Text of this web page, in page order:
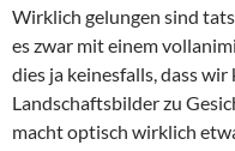
Wirklich gelungen sind
es zwar mit einem
dies ja keinesfalls, dass
Landschaftsbilder zu
macht optisch wirklich